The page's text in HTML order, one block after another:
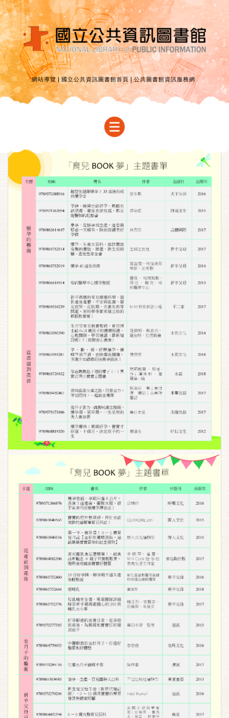
網站導覽 國立公共資訊圖書館首頁 公共圖書館資訊服務網
巡迴檔期
育兒講座
主題書展
活動報導
活動照片
推薦網站
育兒見面禮